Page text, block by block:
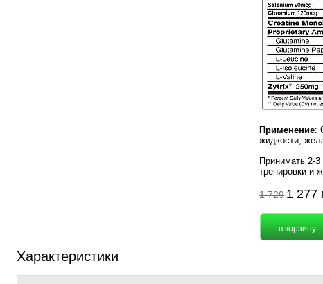
Применение:
жидкости,
Принимать 2-
тренировки и
1 729 1 277
Характеристики